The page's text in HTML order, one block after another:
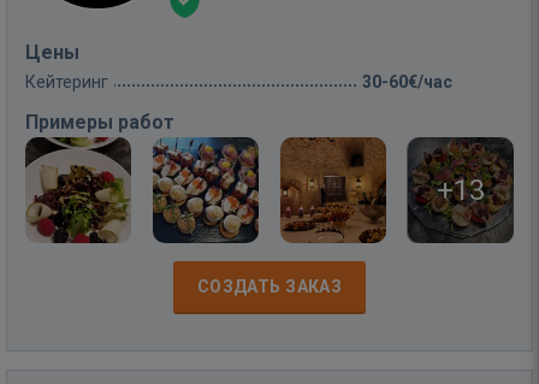
Цены
Кейтеринг 30-60€/час
Примеры работ
+13
СОЗДАТЬ ЗАКАЗ